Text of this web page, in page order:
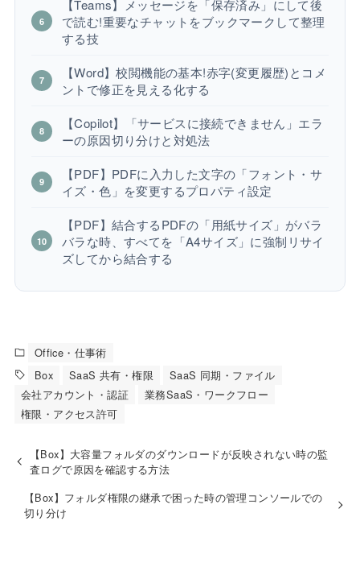
【Teams】メッセージを「保存済み」にして後
で読む!重要なチャットをブックマークして整理
する技
【Word】校閲機能の基本!赤字(変更履歴)とコメ
ントで修正を見える化する
【Copilot】「サービスに接続できません」エラ
ーの原因切り分けと対処法
【PDF】PDFに入力した文字の「フォント・サ
イズ・色」を変更するプロパティ設定
【PDF】結合するPDFの「用紙サイズ」がバラ
バラな時、すべてを「A4サイズ」に強制リサイ
ズしてから結合する
Office・仕事術
Box
SaaS 共有・権限
SaaS 同期・ファイル
会社アカウント・認証
業務SaaS・ワークフロー
権限・アクセス許可
【Box】大容量フォルダのダウンロードが反映されない時の監
査ログで原因を確認する方法
【Box】フォルダ権限の継承で困った時の管理コンソールでの
切り分け